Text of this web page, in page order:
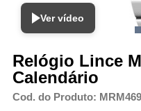
Ver vídeo
Relógio Lince
Calendário
Cod. do Produto: